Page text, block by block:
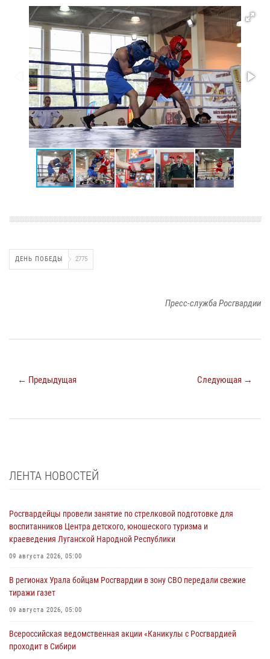
ДЕНЬ ПОБЕДЫ 2775
Пресс-служба Росгвардии
← Предыдущая Следующая →
ЛЕНТА НОВОСТЕЙ
Росгвардейцы провели занятие по стрелковой подготовке для
воспитанников Центра детского, юношеского туризма и
краеведения Луганской Народной Республики
09 августа 2026, 05:00
В регионах Урала бойцам Росгвардии в зону СВО передали свежие
тиражи газет
09 августа 2026, 05:00
Всероссийская ведомственная акции «Каникулы с Росгвардией
проходит в Сибири